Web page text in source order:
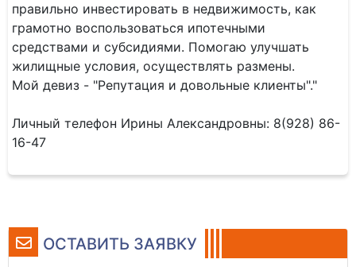
ОСТАВИТЬ ЗАЯВКУ
правильно инвестировать в недвижимость, как
грамотно воспользоваться ипотечными
средствами и субсидиями. Помогаю улучшать
жилищные условия, осуществлять размены.
Мой девиз - "Репутация и довольные клиенты"."
Личный телефон Ирины Александровны: 8(928) 86-
16-47